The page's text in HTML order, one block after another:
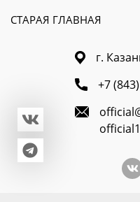
СТАРАЯ ГЛАВНАЯ
г.
+7